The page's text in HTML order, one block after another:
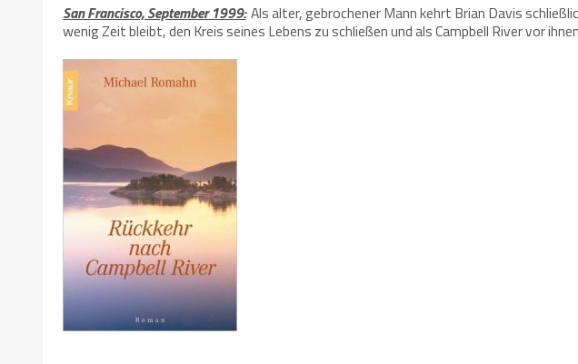
San Francisco, September 1999: Als alter, gebrochener Mann kehrt Brian Davis
wenig Zeit bleibt, den Kreis seines Lebens zu schließen und als Campbell River vor